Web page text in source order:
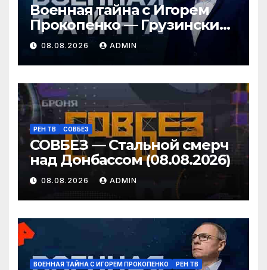
Военная тайна с Игорем
Прокопенко — Грузинские
провокаторы (08.08.2026)
08.08.2026 ADMIN
РЕН ТВ СОВБЕЗ
СОВБЕЗ — Стальной смерч
над Донбассом (08.08.2026)
08.08.2026 ADMIN
ВОЕННАЯ ТАЙНА С ИГОРЕМ ПРОКОПЕНКО РЕН ТВ